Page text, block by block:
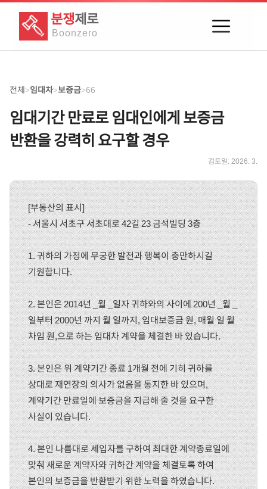
분쟁제로
Boonzero
전체>임대차>보증금>66
임대기간 만료로 임대인에게 보증금
반환을 강력히 요구할 경우
검토일:2026. 3.
[부동산의 표시]
- 서울시 서초구 서초대로 42길 23 금석빌딩 3층
1. 귀하의 가정에 무궁한 발전과 행복이 충만하시길
기원합니다.
2. 본인은 2014년 _월 _일자 귀하와의 사이에 200년 _월 _
일부터 2000년 까지 월 일까지, 임대보증금 원, 매월 일 월
차임 원,으로 하는 임대차 계약을 체결한 바 있습니다.
3. 본인은 위 계약기간 종료 1개월 전에 기히 귀하를
상대로 재연장의 의사가 없음을 통지한 바 있으며,
계약기간 만료일에 보증금을 지급해 줄 것을 요구한
사실이 있습니다.
4. 본인 나름대로 세입자를 구하여 최대한 계약종료일에
맞춰 새로운 계약자와 귀하간 계약을 체결토록 하여
본인의 보증금을 반환받기 위한 노력을 하였습니다.